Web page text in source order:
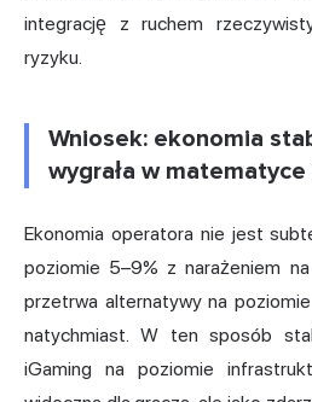
integrację z ruchem
ryzyku.
Wniosek: ekonomia
wygrała w matematyce
Ekonomia operatora nie jest
poziomie 5–9% z narażeniem
przetrwa alternatywy na
natychmiast. W ten sposób
iGaming na poziomie